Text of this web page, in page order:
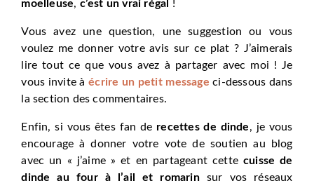
moelleuse, c’est un vrai régal !
Vous avez une question, une suggestion ou vous
voulez me donner votre avis sur ce plat ? J’aimerais
lire tout ce que vous avez à partager avec moi ! Je
vous invite àécrire un petit message ci-dessous dans
la section des commentaires.
Enfin, si vous êtes fan de recettes de dinde, je vous
encourage à donner votre vote de soutien au blog
avec un « j’aime » et en partageant cette cuisse de
dinde au four à l’ail et romarinsur vos réseaux